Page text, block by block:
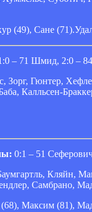
(49), Сане
– 71 Шмид, 2:0 –
Зорг, Гюнтер,
Калльсен-
0:1 – 51
Кляйн,
Самбрано,
Максим (81),